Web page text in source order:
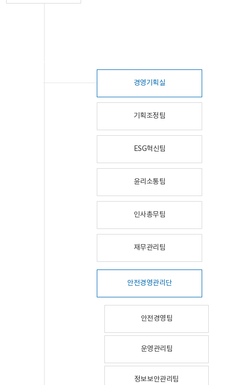
경영기획실
기획조정팀
ESG혁신팀
윤리소통팀
인사총무팀
재무관리팀
안전경영관리단
안전경영팀
운영관리팀
정보보안관리팀